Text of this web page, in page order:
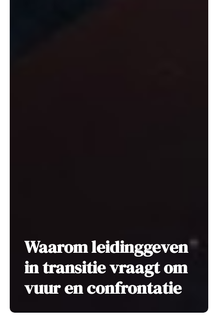
Waarom leidinggeven
in transitie vraagt om
vuur en confrontatie